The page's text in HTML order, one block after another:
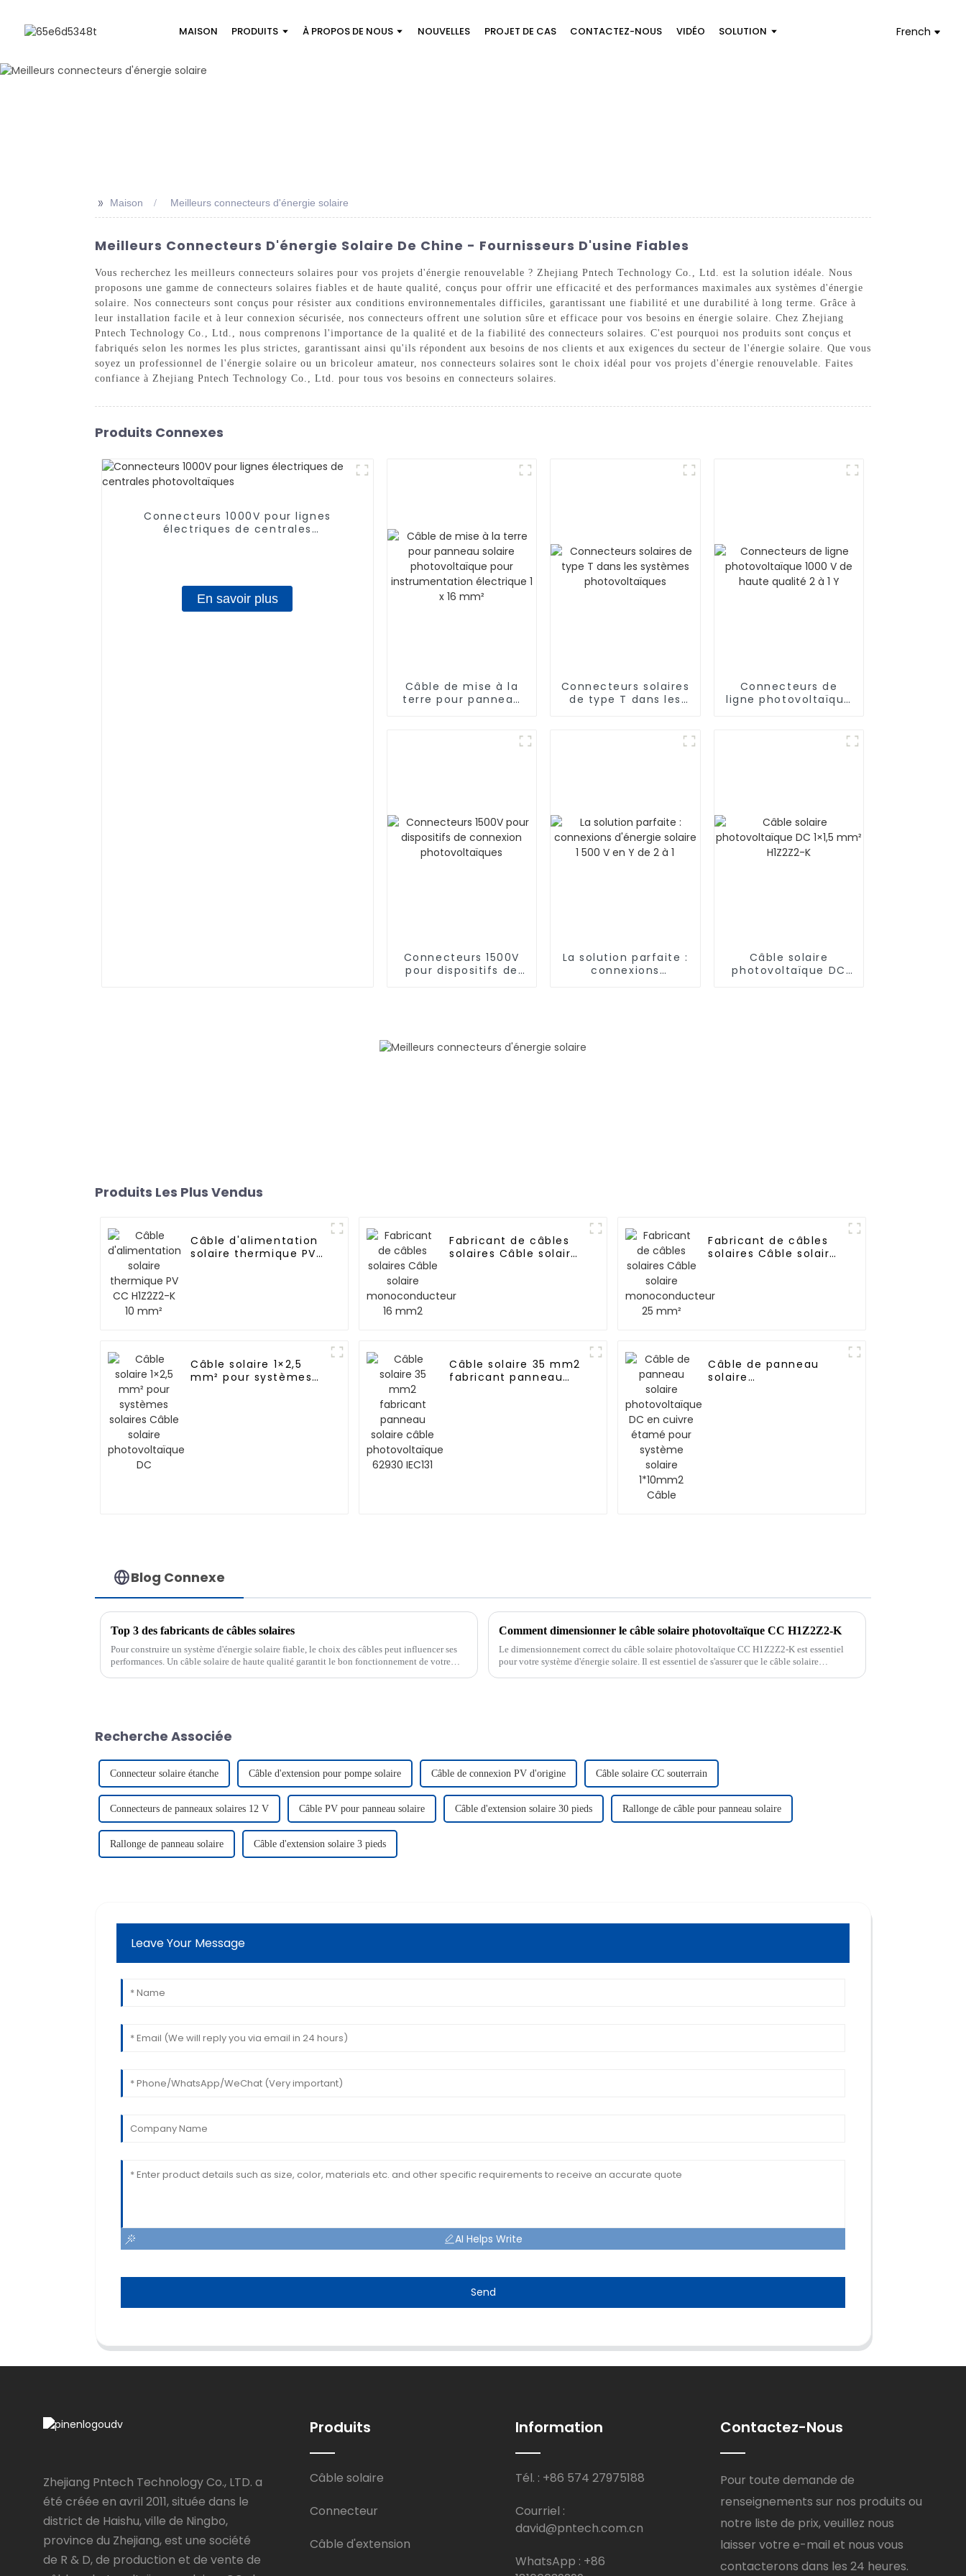
MAISON PRODUITS À PROPOS DE NOUS NOUVELLES PROJET DE CAS CONTACTEZ-NOUS VIDÉO SOLUTION French
>> Maison Meilleurs connecteurs d'énergie solaire
Meilleurs Connecteurs D'énergie Solaire De Chine - Fournisseurs D'usine Fiables
Vous recherchez les meilleurs connecteurs solaires pour vos projets d'énergie renouvelable ? Zhejiang Pntech Technology Co., Ltd. est la solution idéale. Nous
proposons une gamme de connecteurs solaires fiables et de haute qualité, conçus pour offrir une efficacité et des performances maximales aux systèmes d'énergie
solaire. Nos connecteurs sont conçus pour résister aux conditions environnementales difficiles, garantissant une fiabilité et une durabilité à long terme. Grâce à
leur installation facile et à leur connexion sécurisée, nos connecteurs offrent une solution sûre et efficace pour vos besoins en énergie solaire. Chez Zhejiang
Pntech Technology Co., Ltd., nous comprenons l'importance de la qualité et de la fiabilité des connecteurs solaires. C'est pourquoi nos produits sont conçus et
fabriqués selon les normes les plus strictes, garantissant ainsi qu'ils répondent aux besoins de nos clients et aux exigences du secteur de l'énergie solaire. Que vous
soyez un professionnel de l'énergie solaire ou un bricoleur amateur, nos connecteurs solaires sont le choix idéal pour vos projets d'énergie renouvelable. Faites
confiance à Zhejiang Pntech Technology Co., Ltd. pour tous vos besoins en connecteurs solaires.
Produits Connexes
Connecteurs 1000V pour lignes
électriques de centrales
En savoir plus
Câble de mise à la
terre pour panneau
électrique 1 x 16 mm²
Connecteurs solaires
de type T dans les
Connecteurs de
ligne photovoltaïque
Connecteurs 1500V
pour dispositifs de
La solution parfaite :
connexions
Câble solaire
photovoltaïque DC
Produits Les Plus Vendus
Câble d'alimentation
solaire thermique PV
Fabricant de câbles
solaires Câble solaire
Fabricant de câbles
solaires Câble solaire
Câble solaire 1×2,5
mm² pour systèmes
Câble solaire 35 mm2
fabricant panneau
Câble de panneau
solaire
Blog Connexe
Top 3 des fabricants de câbles solaires
Pour construire un système d'énergie solaire fiable, le choix des câbles peut influencer ses
performances. Un câble solaire de haute qualité garantit le bon fonctionnement de votre
Comment dimensionner le câble solaire photovoltaïque CC H1Z2Z2-K
Le dimensionnement correct du câble solaire photovoltaïque CC H1Z2Z2-K est essentiel
pour votre système d'énergie solaire. Il est essentiel de s'assurer que le câble solaire
Recherche Associée
Connecteur solaire étanche Câble d'extension pour pompe solaire Câble de connexion PV d'origine Câble solaire CC souterrain
Connecteurs de panneaux solaires 12 V Câble PV pour panneau solaire Câble d'extension solaire 30 pieds Rallonge de câble pour panneau solaire
Rallonge de panneau solaire Câble d'extension solaire 3 pieds
Leave Your Message
AI Helps Write
Send
Zhejiang Pntech Technology Co., LTD. a
été créée en avril 2011, située dans le
district de Haishu, ville de Ningbo,
province du Zhejiang, est une société
de R & D, de production et de vente de
Produits
Câble solaire
Connecteur
Câble d'extension
Information
Tél. : +86 574 27975188
Courriel :
david@pntech.com.cn
WhatsApp : +86
Contactez-Nous
Pour toute demande de
renseignements sur nos produits ou
notre liste de prix, veuillez nous
laisser votre e-mail et nous vous
contacterons dans les 24 heures.